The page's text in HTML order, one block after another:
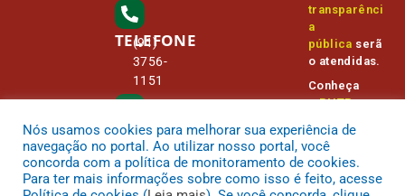
TELEFONE
(91)
3756-
1151
E-MAIL
camara@
cmmoju.p
a.gov.br
transparênci
a
pública serã
o atendidas.
Conheça
oPNTPe
Transparênc
ia Pública
Nós usamos cookies para melhorar sua experiência de
navegação no portal. Ao utilizar nosso portal, você
concorda com a política de monitoramento de cookies.
Para ter mais informações sobre como isso é feito, acesse